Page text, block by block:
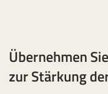
Übernehmen
zur Stärkung